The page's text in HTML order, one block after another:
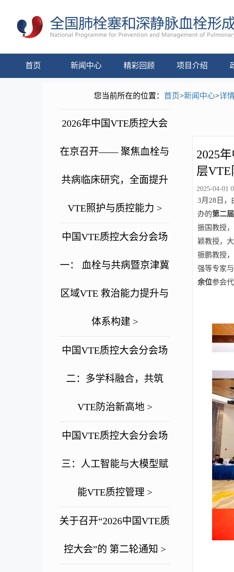
首页 新闻中心 精彩回顾 项目介绍
您当前所在的位置： 首页>新闻中心>详
2026年中国VTE质控大会
在京召开—— 聚焦血栓与
共病临床研究，全面提升
VTE照护与质控能力 >
中国VTE质控大会分会场
一： 血栓与共病暨京津冀
区域VTE 救治能力提升与
体系构建 >
中国VTE质控大会分会场
二：多学科融合，共筑
VTE防治新高地 >
中国VTE质控大会分会场
三：人工智能与大模型赋
能VTE质控管理 >
关于召开“2026中国VTE质
控大会”的 第二轮通知 >
2025
层
2025-04-01
3月28日，
办的第二
振国教授
颖教授，
振鹏教授
强等专家
余位参会